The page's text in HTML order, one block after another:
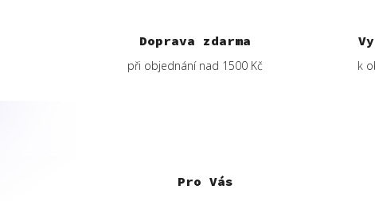
Doprava zdarma
při objednání nad 1500 Kč k
Pro Vás